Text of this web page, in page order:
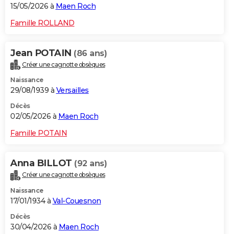
15/05/2026 à Maen Roch
Famille ROLLAND
Jean POTAIN (86 ans)
Créer une cagnotte obsèques
Naissance
29/08/1939 à Versailles
Décès
02/05/2026 à Maen Roch
Famille POTAIN
Anna BILLOT (92 ans)
Créer une cagnotte obsèques
Naissance
17/01/1934 à Val-Couesnon
Décès
30/04/2026 à Maen Roch